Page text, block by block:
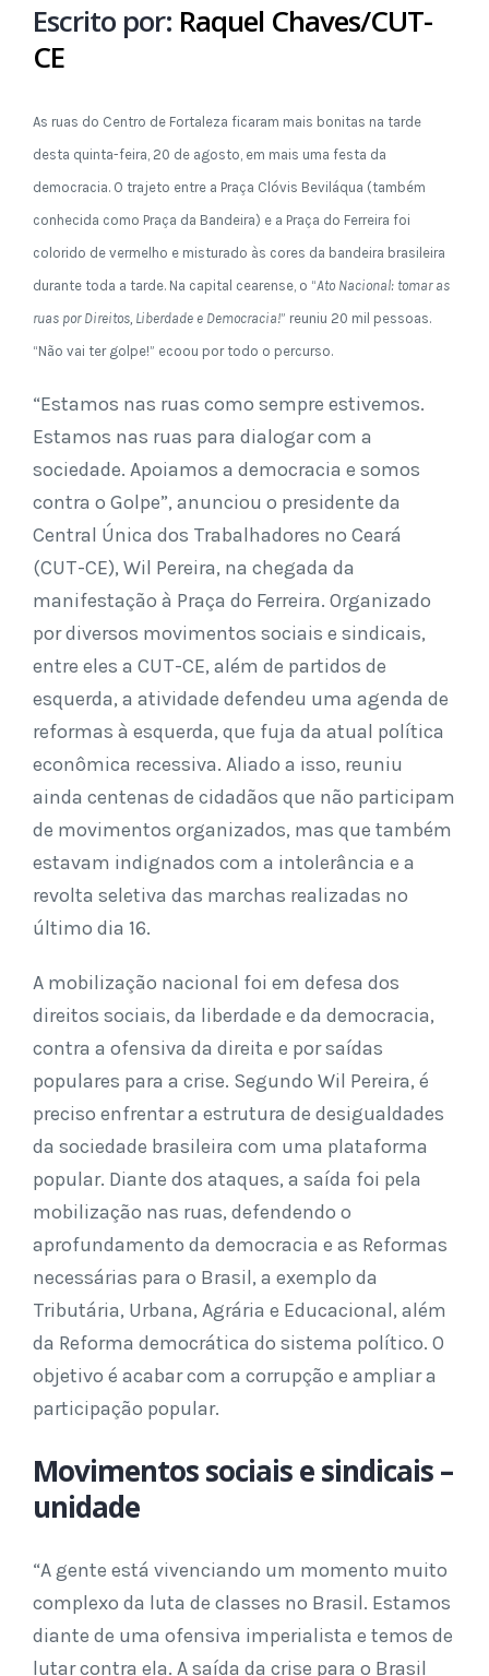
Escrito por: Raquel Chaves/CUT-
CE
As ruas do Centro de Fortaleza ficaram mais bonitas na tarde
desta quinta-feira, 20 de agosto, em mais uma festa da
democracia. O trajeto entre a Praça Clóvis Beviláqua (também
conhecida como Praça da Bandeira) e a Praça do Ferreira foi
colorido de vermelho e misturado às cores da bandeira brasileira
durante toda a tarde. Na capital cearense, o “Ato Nacional: tomar as
ruas por Direitos, Liberdade e Democracia!” reuniu 20 mil pessoas.
“Não vai ter golpe!” ecoou por todo o percurso.
“Estamos nas ruas como sempre estivemos.
Estamos nas ruas para dialogar com a
sociedade. Apoiamos a democracia e somos
contra o Golpe”, anunciou o presidente da
Central Única dos Trabalhadores no Ceará
(CUT-CE), Wil Pereira, na chegada da
manifestação à Praça do Ferreira. Organizado
por diversos movimentos sociais e sindicais,
entre eles a CUT-CE, além de partidos de
esquerda, a atividade defendeu uma agenda de
reformas à esquerda, que fuja da atual política
econômica recessiva. Aliado a isso, reuniu
ainda centenas de cidadãos que não participam
de movimentos organizados, mas que também
estavam indignados com a intolerância e a
revolta seletiva das marchas realizadas no
último dia 16.
A mobilização nacional foi em defesa dos
direitos sociais, da liberdade e da democracia,
contra a ofensiva da direita e por saídas
populares para a crise. Segundo Wil Pereira, é
preciso enfrentar a estrutura de desigualdades
da sociedade brasileira com uma plataforma
popular. Diante dos ataques, a saída foi pela
mobilização nas ruas, defendendo o
aprofundamento da democracia e as Reformas
necessárias para o Brasil, a exemplo da
Tributária, Urbana, Agrária e Educacional, além
da Reforma democrática do sistema político. O
objetivo é acabar com a corrupção e ampliar a
participação popular.
Movimentos sociais e sindicais –
unidade
“A gente está vivenciando um momento muito
complexo da luta de classes no Brasil. Estamos
diante de uma ofensiva imperialista e temos de
lutar contra ela. A saída da crise para o Brasil